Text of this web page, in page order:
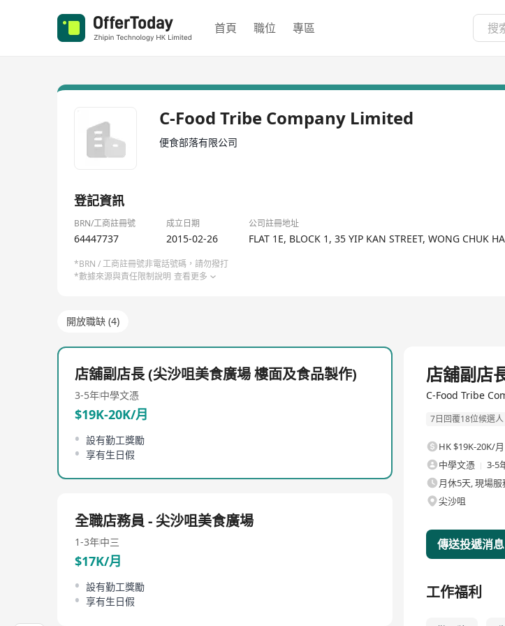
首頁 職位 專區
C-Food Tribe Company Limited
便食部落有限公司
登記資訊
BRN/工商註冊號 成立日期 公司註冊地址
64447737 2015-02-26 FLAT 1E, BLOCK 1, 35 YIP KAN STREET, WONG CHUK
*BRN / 工商註冊號非電話號碼，請勿撥打
*數據來源與責任限制說明 查看更多
開放職缺 (4)
店舖副店長 (尖沙咀美食廣場 樓面及食品製作)
3-5年中學文憑
$19K-20K/月
設有勤工獎勵
享有生日假
全職店務員 - 尖沙咀美食廣場
1-3年中三
$17K/月
設有勤工獎勵
享有生日假
店舖副店
C-Food Tribe
7日回覆18位候選人
HK $19K-20K/月
中學文憑
3-5
月休5天, 現場服
尖沙咀
傳送投遞消息
工作福利